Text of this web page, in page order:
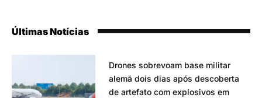
Últimas Notícias
Drones sobrevoam base militar
alemã dois dias após descoberta
de artefato com explosivos em